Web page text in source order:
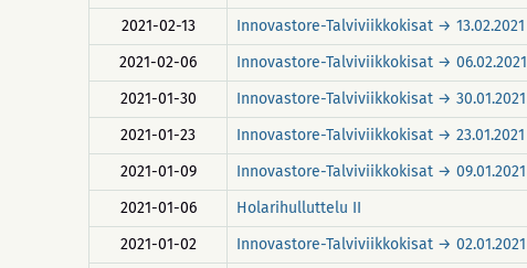
2021-02-13
Innovastore-Talviviikkokisat → 13.02.2021
2021-02-06
Innovastore-Talviviikkokisat → 06.02.2021
2021-01-30
Innovastore-Talviviikkokisat → 30.01.2021
2021-01-23
Innovastore-Talviviikkokisat → 23.01.2021
2021-01-09
Innovastore-Talviviikkokisat → 09.01.2021
2021-01-06
Holarihulluttelu II
2021-01-02
Innovastore-Talviviikkokisat → 02.01.2021